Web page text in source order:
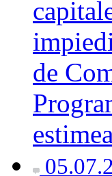
de